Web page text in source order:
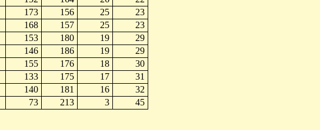
173 156 25
23
168 157 25
23
153 180 19
29
146 186 19
29
155 176 18
30
133 175 17
31
140 181 16
32
73 213 3 45